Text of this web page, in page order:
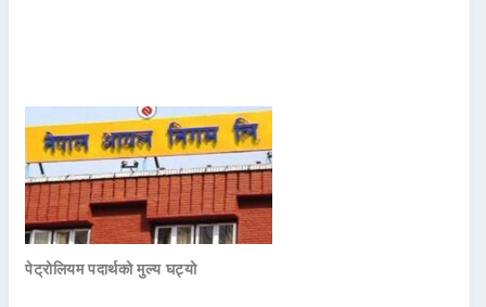
पेट्रोलियम पदार्थको मुल्य घट्यो